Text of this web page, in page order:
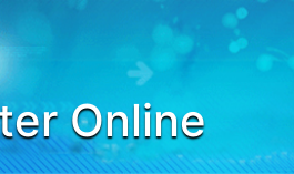
Online